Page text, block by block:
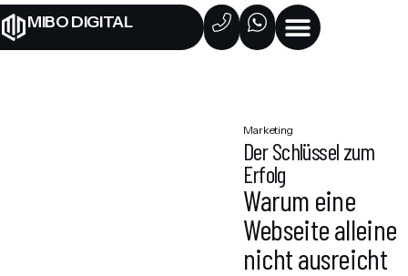
MIBO DIGITAL
Marketing
Der Schlüssel zum
Erfolg
Warum eine
Webseite alleine
nicht ausreicht